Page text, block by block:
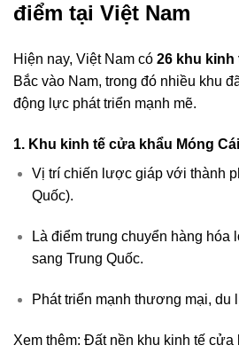
điểm tại Việt Nam
Hiện nay, Việt Nam có 26 khu kinh
Bắc vào Nam, trong đó nhiều khu
động lực phát triển mạnh mẽ.
1. Khu kinh tế cửa khẩu Móng
Vị trí chiến lược giáp với thành
Quốc).
Là điểm trung chuyển hàng hóa
sang Trung Quốc.
Phát triển mạnh thương mại, du
Xem thêm: Đất nền khu kinh tế cửa